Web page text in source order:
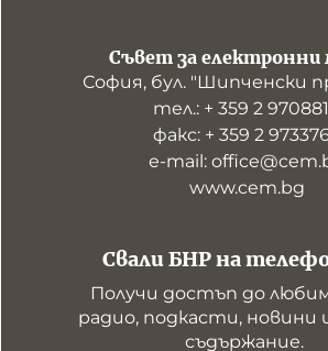
Свали БНР на
Получи достъп до
радио, подкасти, новини
съдържание.
Съвет за електронни
София, бул. "Шипченски
тел.: + 359 2
факс: + 359 2
е-mail:
www.cem.bg